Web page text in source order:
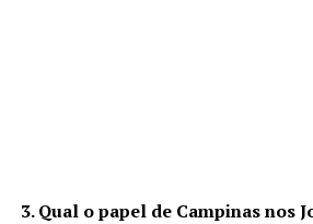
3. Qual o papel de Campinas nos